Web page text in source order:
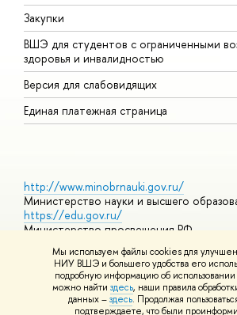
Мы используем файлы cookies для
НИУ ВШЭ и большего удобства его
подробную информацию об
можно найти здесь, наши правила
данных –здесь. Продолжая
подтверждаете, что были
Закупки
ВШЭ для студентов с ограниченными
здоровья и инвалидностью
Версия для слабовидящих
Единая платежная страница
http://www.minobrnauki.gov.ru/
Министерство науки и высшего
https://edu.gov.ru/
Министерство просвещения РФ
Массовые открытые онлайн-курсы
© НИУ ВШЭ 1993–2026 Адреса и контакты